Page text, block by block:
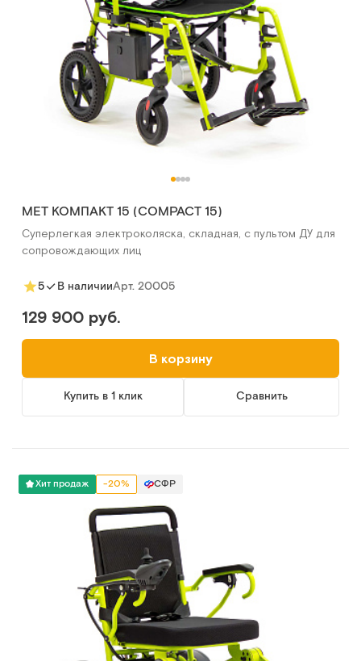
MET КОМПАКТ 15 (COMPACT 15)
Суперлегкая электроколяска, складная, с пультом ДУ для
сопровождающих лиц
5 В наличииАрт. 20005
129 900 руб.
В корзину
Купить в 1 клик Сравнить
Хит продаж -20% СФР